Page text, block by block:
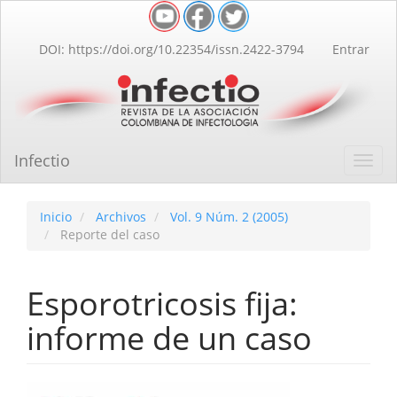
Contenido
principal
lateral
DOI: https://doi.org/10.22354/issn.2422-3794 Entrar
Infectio
Inicio Archivos
Vol. 9 Núm. 2 (2005)
Reporte del caso
Esporotricosis fija:
informe de un caso